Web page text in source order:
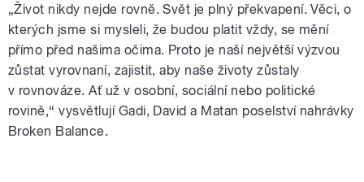
„Život nikdy nejde rovně. Svět je plný překvapení. Věci, o
kterých jsme si mysleli, že budou platit vždy, se mění
přímo před našima očima. Proto je naší největší výzvou
zůstat vyrovnaní, zajistit, aby naše životy zůstaly
v rovnováze. Ať už v osobní, sociální nebo politické
rovině,“ vysvětlují Gadi, David a Matan poselství nahrávky
Broken Balance.